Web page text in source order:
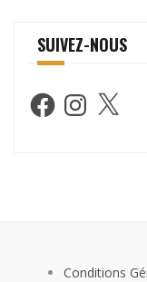
SUIVEZ-NOUS
FacebookInstagram
X
Conditions